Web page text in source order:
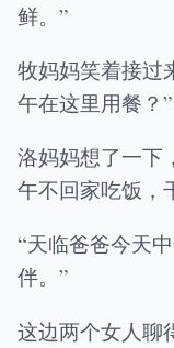
鲜。”
牧妈妈笑着接过
午在这里用餐？”
洛妈妈想了一下
午不回家吃饭，
“天临爸爸今天
伴。”
这边两个女人聊